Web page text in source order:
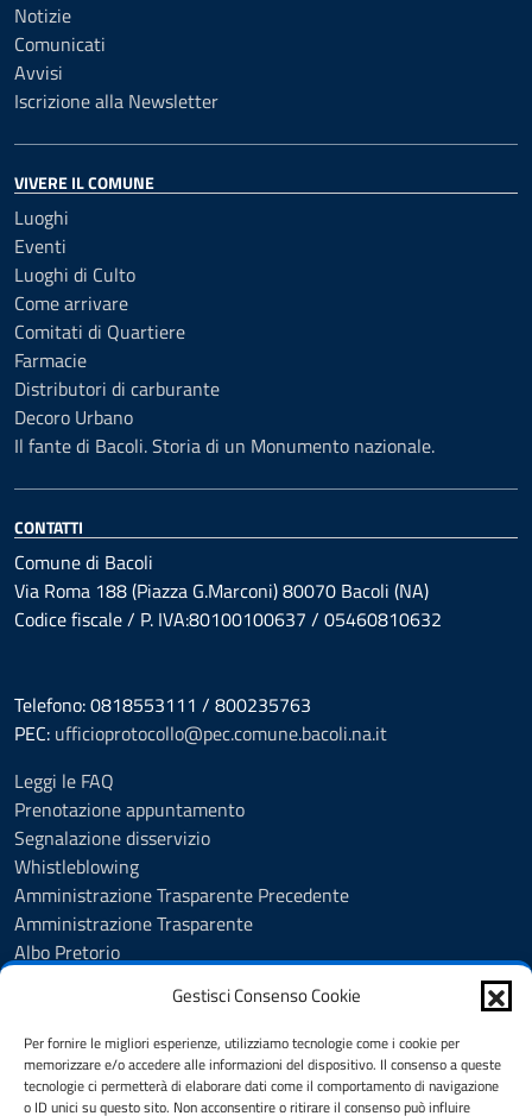
Gestisci Consenso Cookie
Per fornire le migliori esperienze, utilizziamo tecnologie come i cookie per
memorizzare e/o accedere alle informazioni del dispositivo. Il consenso a queste
tecnologie ci permetterà di elaborare dati come il comportamento di navigazione
o ID unici su questo sito. Non acconsentire o ritirare il consenso può influire
Notizie
Comunicati
Avvisi
Iscrizione alla Newsletter
VIVERE IL COMUNE
Luoghi
Eventi
Luoghi di Culto
Come arrivare
Comitati di Quartiere
Farmacie
Distributori di carburante
Decoro Urbano
Il fante di Bacoli. Storia di un Monumento nazionale.
CONTATTI
Comune di Bacoli
Via Roma 188 (Piazza G.Marconi) 80070 Bacoli (NA)
Codice fiscale / P. IVA:80100100637 / 05460810632
Telefono: 0818553111 / 800235763
PEC: ufficioprotocollo@pec.comune.bacoli.na.it
Leggi le FAQ
Prenotazione appuntamento
Segnalazione disservizio
Whistleblowing
Amministrazione Trasparente Precedente
Amministrazione Trasparente
Albo Pretorio
Informativa privacy
Dichiarazione di accessibilità
Obiettivi di accessibilità